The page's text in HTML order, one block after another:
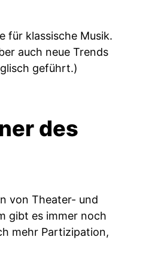
für klassische Musik.
auch neue Trends
geführt.)
des
von Theater- und
gibt es immer noch
mehr ­Partizipation,